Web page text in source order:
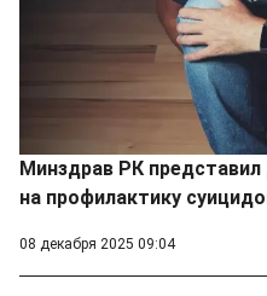
Минздрав РК
на профилактику
08 декабря 2025 09:04